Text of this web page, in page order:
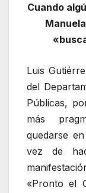
Cuando
Luis
del
Públicas,
más
quedarse
vez de
«Pronto el